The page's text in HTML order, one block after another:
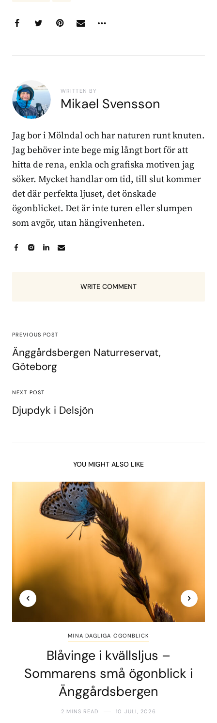
WRITTEN BY
Mikael Svensson
Jag bor i Mölndal och har naturen runt knuten.
Jag behöver inte bege mig långt bort för att
hitta de rena, enkla och grafiska motiven jag
söker. Mycket handlar om tid, till slut kommer
det där perfekta ljuset, det önskade
ögonblicket. Det är inte turen eller slumpen
som avgör, utan hängivenheten.
WRITE COMMENT
PREVIOUS POST
Änggårdsbergen Naturreservat,
Göteborg
NEXT POST
Djupdyk i Delsjön
YOU MIGHT ALSO LIKE
MINA DAGLIGA ÖGONBLICK
Blåvinge i kvällsljus –
Sommarens små ögonblick i
Änggårdsbergen
2 MINS READ 10 JULI, 2026